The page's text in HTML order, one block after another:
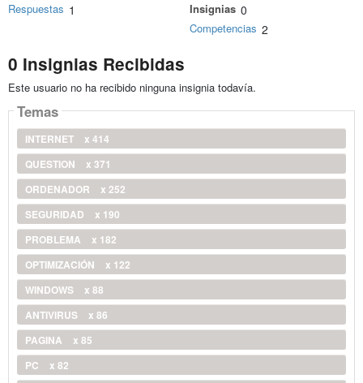
Respuestas 1 Insignias 0
Competencias 2
0 Insignias Recibidas
Este usuario no ha recibido ninguna insignia todavía.
Temas
INTERNET
x 414
QUESTION
x 371
ORDENADOR
x 252
SEGURIDAD
x 190
PROBLEMA
x 182
OPTIMIZACIÓN
x 122
WINDOWS
x 88
ANTIVIRUS
x 86
PAGINA
x 85
PC
x 82